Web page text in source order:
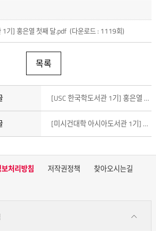
1기] 홍은열 첫째 달.pdf (다운로드 : 1119회)
목록
[USC 한국학도서관 1기] 홍은열 둘째 달
[미시건대학 아시아도서관 1기] 심윤희 넷째 달
처리방침 저작권정책
찾아오시는길